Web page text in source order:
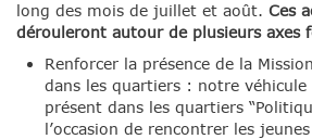
long des mois de juillet et août. Ces
dérouleront autour de plusieurs axes
Renforcer la présence de la
dans les quartiers : notre
présent dans les quartiers
l’occasion de rencontrer les